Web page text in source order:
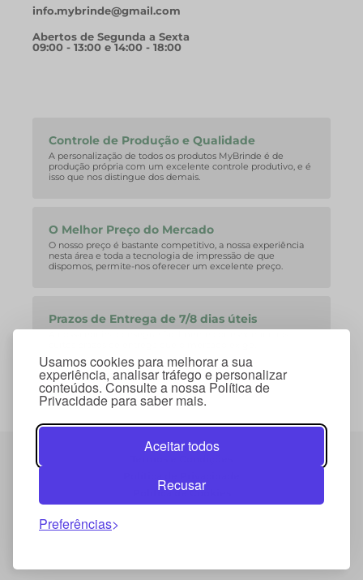
Usamos cookies para melhorar a sua
experiência, analisar tráfego e personalizar
conteúdos. Consulte a nossa Política de
Privacidade para saber mais.
Aceitar todos
Recusar
Preferências
info.mybrinde@gmail.com
Abertos de Segunda a Sexta
09:00 - 13:00 e 14:00 - 18:00
Controle de Produção e Qualidade
A personalização de todos os produtos MyBrinde é de
produção própria com um excelente controle produtivo, e é
isso que nos distingue dos demais.
O Melhor Preço do Mercado
O nosso preço é bastante competitivo, a nossa experiência
nesta área e toda a tecnologia de impressão de que
dispomos, permite-nos oferecer um excelente preço.
Prazos de Entrega de 7/8 dias úteis
© 2026 Copyright Mybrinde . Todos os direitos
Política de Cookies